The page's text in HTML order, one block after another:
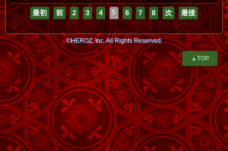
最初 前 2 3 4 5 6 7 8 次 最後
©HEROZ, Inc. All Rights Reserved.
▲TOP